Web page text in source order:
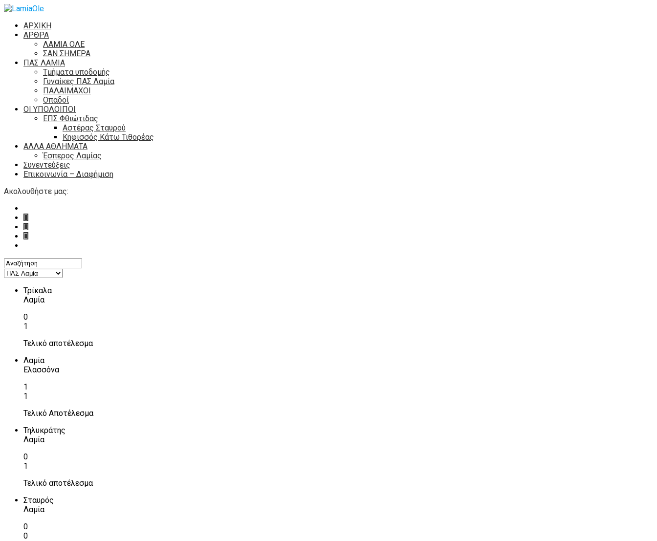
ΑΡΧΙΚΗ
ΑΡΘΡΑ
ΛΑΜΙΑ ΟΛΕ
ΣΑΝ ΣΗΜΕΡΑ
ΠΑΣ ΛΑΜΙΑ
Τμήματα υποδομής
Γυναίκες ΠΑΣ Λαμία
ΠΑΛΑΙΜΑΧΟΙ
Οπαδοί
ΟΙ ΥΠΟΛΟΙΠΟΙ
ΕΠΣ Φθιώτιδας
Αστέρας Σταυρού
Κηφισσός Κάτω Τιθορέας
ΑΛΛΑ ΑΘΛΗΜΑΤΑ
Έσπερος Λαμίας
Συνεντεύξεις
Επικοινωνία – Διαφήμιση
Ακολουθήστε μας:
Τρίκαλα
Λαμία
0
1
Τελικό αποτέλεσμα
Λαμία
Ελασσόνα
1
1
Τελικό Αποτέλεσμα
Τηλυκράτης
Λαμία
0
1
Τελικό αποτέλεσμα
Σταυρός
Λαμία
0
0